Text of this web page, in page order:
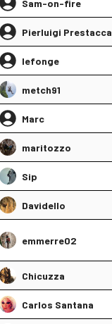
Sam-on-fire
Pierluigi Prestacca
lefonge
metch91
Marc
maritozzo
Sip
Davidello
emmerre02
Chicuzza
Carlos Santana